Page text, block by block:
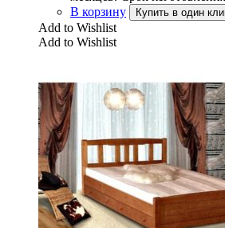
В корзину
Купить в один
Add to Wishlist
Add to Wishlist